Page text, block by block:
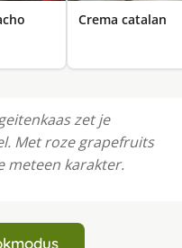
Crema catalan
zet je
Met roze grapefruits
meteen karakter.